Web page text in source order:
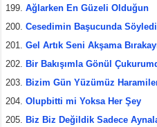
Ağlarken En Güzeli Olduğun
Cesedimin Başucunda
Gel Artık Seni Akşama
Bir Bakışımla Gönül
Bizim Gün Yüzümüz
Olupbitti mi Yoksa Her Şey
Biz Biz Değildik Sadece